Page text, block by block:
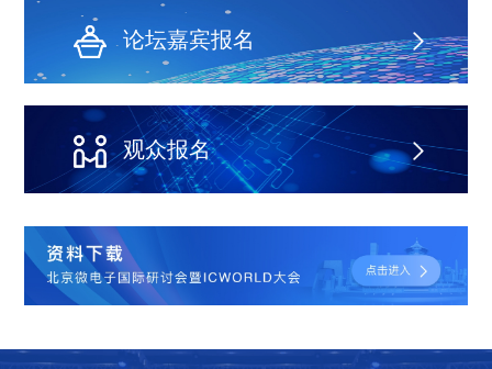
论坛嘉宾报名
观众报名